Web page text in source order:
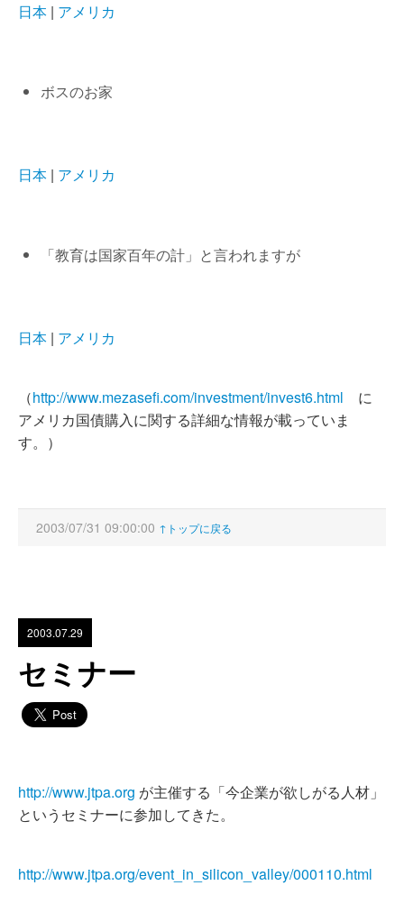
日本 | アメリカ
ボスのお家
日本 | アメリカ
「教育は国家百年の計」と言われますが
日本 | アメリカ
（http://www.mezasefi.com/investment/invest6.html に
アメリカ国債購入に関する詳細な情報が載っていま
す。）
2003/07/31 09:00:00 ↑トップに戻る
2003.07.29
セミナー
http://www.jtpa.org が主催する「今企業が欲しがる人材」
というセミナーに参加してきた。
http://www.jtpa.org/event_in_silicon_valley/000110.html